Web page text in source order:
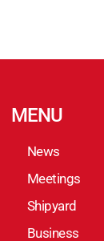
MENU
News
Meetings
Shipyard
Business